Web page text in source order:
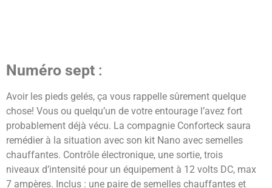
Numéro sept :
Avoir les pieds gelés, ça vous rappelle sûrement quelque
chose! Vous ou quelqu’un de votre entourage l’avez fort
probablement déjà vécu. La compagnie Conforteck saura
remédier à la situation avec son kit Nano avec semelles
chauffantes. Contrôle électronique, une sortie, trois
niveaux d’intensité pour un équipement à 12 volts DC, max
7 ampères. Inclus : une paire de semelles chauffantes et